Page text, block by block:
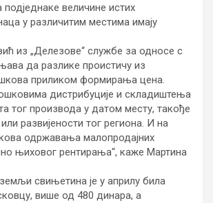
величине истих
у различитим местима имају
из „Делезове“ службе за односе с
да разлике проистичу из
приликом формирања цена.
дистрибуције и складиштења
тог производа у датом месту, такође
развијености тог региона. И на
одржавања малопродајних
њиховог рентирања“, каже Мартина
свињетина је у априлу била
више од 480 динара, а